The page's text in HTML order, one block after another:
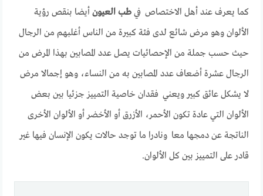
كما يعرف عند أهل الاختصاص فيطب العيون أيضا بنقص رؤية
الألوان وهو مرض شائع لدى فئة كبيرة من الناس أغلبهم من الرجال
حيث حسب جملة من الإحصائيات يصل عدد المصابين بهذا المرض من
الرجال عشرة أضعاف عدد المصابين به من النساء، وهو إجمالا مرض
لا يشكل عائق كبير ويعني فقدان خاصية التمييز جزئيا بين بعض
الألوان التي عادة تكون الأحمر، الأزرق أو الأخضر أو الألوان الأخرى
الناتجة عن دمجها معا ونادرا ما توجد حالات يكون الإنسان فيها غير
قادر على التمييز بين كل الألوان.